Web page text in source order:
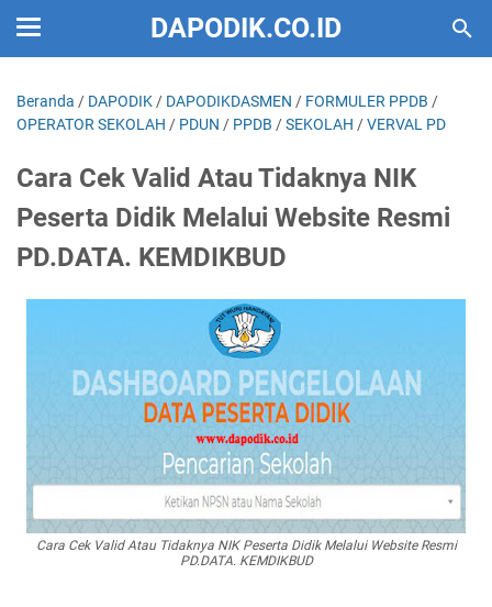
DAPODIK.CO.ID
Beranda / DAPODIK / DAPODIKDASMEN / FORMULER PPDB /
OPERATOR SEKOLAH / PDUN / PPDB /SEKOLAH /VERVAL PD
Cara Cek Valid Atau Tidaknya NIK
Peserta Didik Melalui Website Resmi
PD.DATA. KEMDIKBUD
Cara Cek Valid Atau Tidaknya NIK Peserta Didik Melalui Website Resmi
PD.DATA. KEMDIKBUD